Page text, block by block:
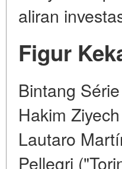
aliran
Figur
Bintang
Hakim
Lautaro
Pellegri